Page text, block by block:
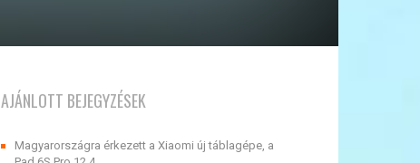
AJÁNLOTT BEJEGYZÉSEK
Magyarországra érkezett a Xiaomi új táblagépe, a